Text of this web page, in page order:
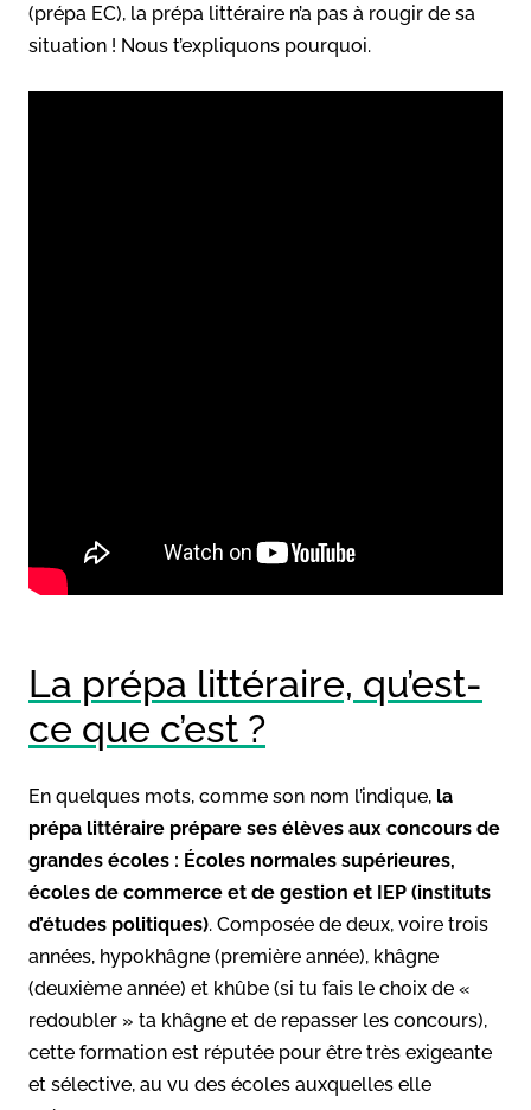
(prépa EC), la prépa littéraire n’a pas à rougir de sa
situation ! Nous t’expliquons pourquoi.
La prépa littéraire, qu’est-
ce que c’est ?
En quelques mots, comme son nom l’indique, la
prépa littéraire prépare ses élèves aux concours de
grandes écoles : Écoles normales supérieures,
écoles de commerce et de gestion et IEP (instituts
d’études politiques). Composée de deux, voire trois
années, hypokhâgne (première année), khâgne
(deuxième année) et khûbe (si tu fais le choix de «
redoubler » ta khâgne et de repasser les concours),
cette formation est réputée pour être très exigeante
et sélective, au vu des écoles auxquelles elle